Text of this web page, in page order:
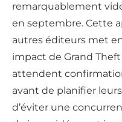
remarquablement
en septembre. Cette
autres éditeurs met
impact de Grand
attendent
avant de planifier
d’éviter une